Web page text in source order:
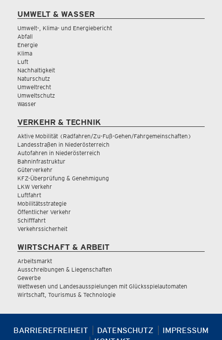
UMWELT & WASSER
Umwelt-, Klima- und Energiebericht
Abfall
Energie
Klima
Luft
Nachhaltigkeit
Naturschutz
Umweltrecht
Umweltschutz
Wasser
VERKEHR & TECHNIK
Aktive Mobilität (Radfahren/Zu-Fuß-Gehen/Fahrgemeinschaften)
Landesstraßen in Niederösterreich
Autofahren in Niederösterreich
Bahninfrastruktur
Güterverkehr
KFZ-Überprüfung & Genehmigung
LKW Verkehr
Luftfahrt
Mobilitätsstrategie
Öffentlicher Verkehr
Schifffahrt
Verkehrssicherheit
WIRTSCHAFT & ARBEIT
Arbeitsmarkt
Ausschreibungen & Liegenschaften
Gewerbe
Wettwesen und Landesausspielungen mit Glücksspielautomaten
Wirtschaft, Tourismus & Technologie
BARRIEREFREIHEIT DATENSCHUTZ
IMPRESSUM